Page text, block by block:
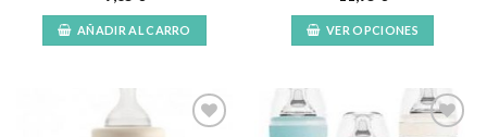
AÑADIR AL CARRO VER OPCIONES
múltiples